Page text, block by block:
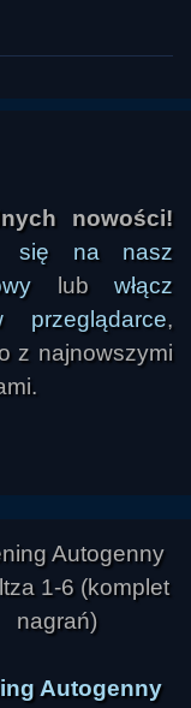
nowości!
się na nasz
lubwłącz
przeglądarce,
z najnowszymi
Autogenny